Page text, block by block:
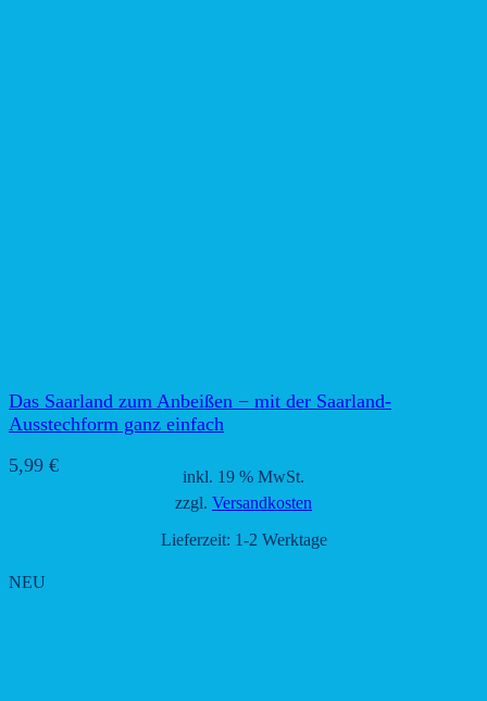
Das Saarland zum Anbeißen − mit der Saarland-
Ausstechform ganz einfach
5,99 €
inkl. 19 % MwSt.
zzgl. Versandkosten
Lieferzeit: 1-2 Werktage
NEU